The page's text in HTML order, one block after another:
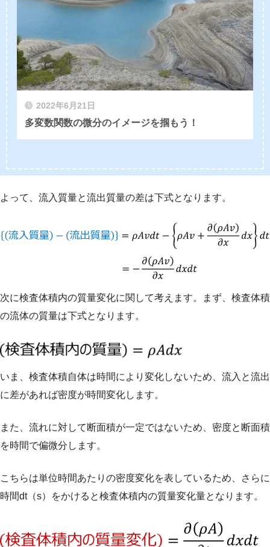
2022年6月21日
多変数関数の微分のイメージを掴もう！
よって、流入質量と流出質量の差は下式となります。
次に検査体積内の質量変化に関して考えます。まず、検査体積
の流体の質量は下式となります。
いま、検査体積自体は時間により変化しないため、流入と流出
に差があれば密度が時間変化します。
また、流れに対して断面積が一定ではないため、密度と断面積
を時間で偏微分します。
こちらは単位時間あたりの密度変化を表しているため、さらに
時間dt（s）をかけると検査体積内の質量変化量となります。